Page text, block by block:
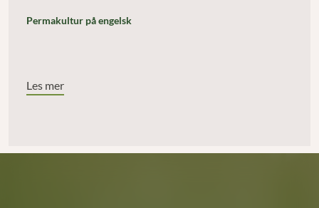
Permakultur på engelsk
Les mer